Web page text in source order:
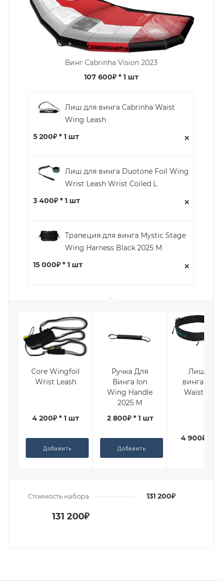
Винг Cabrinha Vision 2023
107 600₽* 1 шт
Лиш для винга Cabrinha Waist
Wing Leash
5 200₽ * 1 шт
Лиш для винга Duotone Foil Wing
Wrist Leash Wrist Coiled L
3 400₽ * 1 шт
Трапеция для винга Mystic Stage
Wing Harness Black 2025 M
15 000₽ * 1 шт
Core Wingfoil
Wrist Leash
4 200₽ * 1 шт
Добавить
Ручка Для
Винга Ion
Wing Handle
2025 M
2 800₽ * 1 шт
Добавить
Лиш для
винга
Waist
4 900₽ * 1
Стоимость набора 131 200₽
131 200₽